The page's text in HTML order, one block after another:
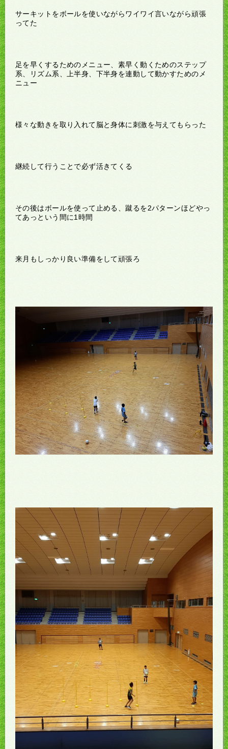
サーキットをボールを使いながらワイワイ言いながら頑張
ってた
足を早くするためのメニュー、素早く動くためのステップ
系、リズム系、上半身、下半身を連動して動かすためのメ
ニュー
様々な動きを取り入れて脳と身体に刺激を与えてもらった
継続して行うことで必ず活きてくる
その後はボールを使って止める、蹴るを2パターンほどやっ
てあっという間に1時間
来月もしっかり良い準備をして頑張ろ